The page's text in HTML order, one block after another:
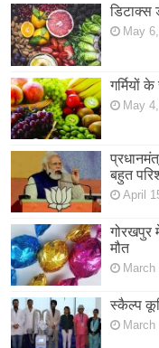
डिटाक्स
May
May
बहुत
April
गोरखपुर
मौत
स्कैल्प